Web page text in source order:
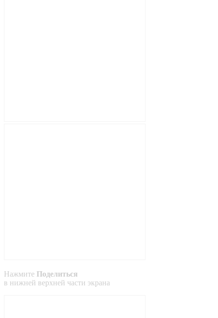
Нажмите Поделиться
в нижней верхней части экрана